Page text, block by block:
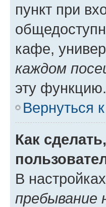
пункт при
кафе,
каждом
эту функцию.
Вернуться
Как
В
пребывание